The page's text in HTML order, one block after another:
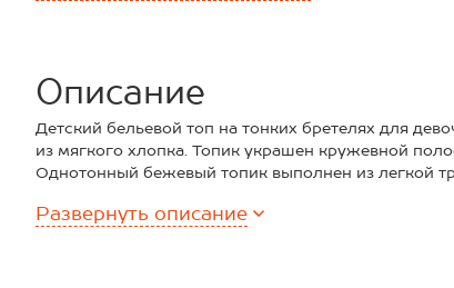
Описание
Детский бельевой топ на тонких бретелях для
из мягкого хлопка. Топик украшен кружевной
Однотонный бежевый топик выполнен из легкой
Классический подростковый бюстик из трикотажа
Развернуть описание